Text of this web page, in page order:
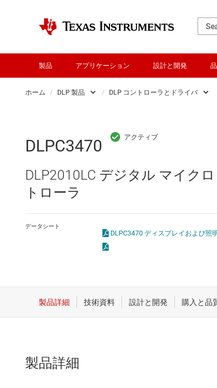
製品 アプリケーション 設計と開発
ホーム / DLP 製品
RF とマイクロ波
インターフェイス
スイッチ/マルチプレクサ
/ DLP コントローラとドライバ
ディスプレイおよ
車載用デジタル マ
DLPC3470
DLP2010LC デジタル マイク
トローラ
データシート
DLPC3470 ディスプレイおよび照
製品詳細